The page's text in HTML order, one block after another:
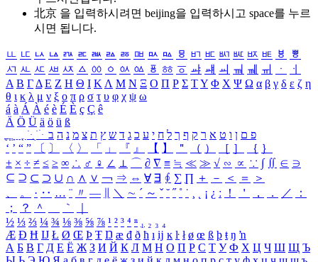
北京 을 입력하시려면 beijing을 입력하시고 space를 누르
시면 됩니다.
ㅥ ㅦ ㅧ ㅨ ㅩ ㅪ ㅫ ㅬ ㅭ ㅮ ㅯ ㅰ ㅱ ㅲ ㅳ ㅴ ㅵ ㅶ ㅷ ㅸ
ㅹ
ㅺ ㅻ ㅼ ㅽ ㅾ ㅿ ㆀ ㆁ ㆂ ㆃ ㆄ ㆅ ㆆ ㆇ ㆈ ㆉ ㆊ ㆋ ㆌ ㆍ
ㆎ
Α Β ΓΔ Ε Ζ Η Θ Ι ΚΛ Μ Ν Ξ Ο Π Ρ Σ ΤΥ Φ Χ Ψ Ω α β γ δ ε ζ η
θ ι κ λ μ ν ξ ο π ρ σ τ υ φ χ ψ ω
á à Á À é è É È ç Ç ê
Ä Ö Ü ä ö ü ß
ִֶֹ ֻּ ׁׂ פ ם ן ו ט א ר ק ף ך ל ח י ע כ ג ד ש ץ ת צ מ נ ה ב
‘ ’ “ ” 〔 〕 〈 〉 「 」 『 』 【 】 ＂ （ ） ［ ］ ｛ ｝
± × ÷ ≠ ≤ ≥ ∞ ∴ ♂ ♀ ∠ ⊥ ⌒ ∂ ∇ ≡ ≒ ≪ ≫ √ ∽ ∝ ∵ ∫ ∬ ∈ ∋
⊆ ⊇ ⊂ ⊃ ∪ ∩ ∧ ∨ ￢ ⇒ ⇔ ∀ ∃ ∮ ∑ ∏ ＋ － ＜ ＝
＞
、
。 · ‥ … ¨ 〃 ― ＼ ∼ ´ ～ ˇ ˘ ˝ ˚ ˙ ¸ ¡ ¿ ː ！ ＇ ， ． ／
：
；
？ ＾ ｀
½ ⅓ ⅔ ¼ ¾ ⅛ ⅜ ⅝ ⅞ ¹ ² ³ ⁴ ⁿ ₁ ₂ ₃ ₄
Æ Ð Ħ Ĳ Ł Ø Œ Þ Ŧ Ŋ æ đ ð ħ ı ĳ ĸ ŀ ł ø œ ß þ ŧ ŋ ŉ
А Б В Г Д Е Ё Ж З И Й К Л М Н О П Р С Т У Ф Х Ц Ч Ш Щ Ъ